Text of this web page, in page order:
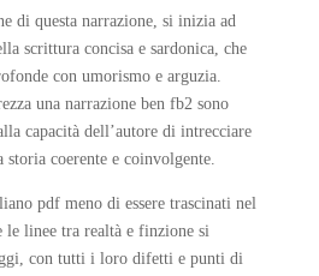
di questa narrazione, si inizia ad
scrittura concisa e sardonica, che
con umorismo e arguzia.
una narrazione ben fb2 sono
capacità dell’autore di intrecciare
coerente e coinvolgente.
pdf meno di essere trascinati nel
le linee tra realtà e finzione si
con tutti i loro difetti e punti di